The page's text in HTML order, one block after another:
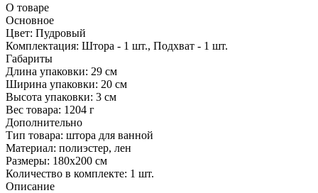
О товаре
Основное
Цвет: Пудровый
Комплектация: Штора - 1 шт., Подхват - 1 шт.
Габариты
Длина упаковки: 29 см
Ширина упаковки: 20 см
Высота упаковки: 3 см
Вес товара: 1204 г
Дополнительно
Тип товара: штора для ванной
Материал: полиэстер, лен
Размеры: 180x200 см
Количество в комплекте: 1 шт.
Описание